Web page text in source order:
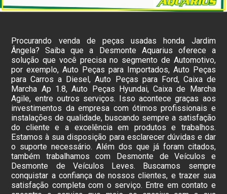
Procurando venda de peças usadas honda Jardim
Ângela? Saiba que a Desmonte Aquarius oferece a
solução que você precisa no segmento de Automotivo,
por exemplo, Auto Peças para Importados, Auto Peças
para Carros a Diesel, Auto Peças para Ford, Caixa de
Marcha Ap 1.8, Auto Peças Hyundai, Caixa de Marcha
Agile, entre outros serviços. Isso acontece graças aos
investimentos da empresa com ótimos profissionais e
instalações de qualidade, buscando sempre a satisfação
do cliente e a excelência em produtos e trabalhos.
Estamos à sua disposição para esclarecer dúvidas e dar
o suporte necessário. Além dos que já foram citados,
também trabalhamos com Desmonte de Veículos e
Desmonte de Veículos Leves. Buscamos sempre
conquistar a confiança de nossos clientes, e trazer sua
satisfação completa com o serviço. Entre em contato e